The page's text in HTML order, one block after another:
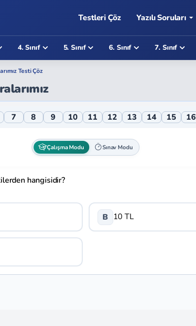
Testleri Çöz Yazılı Soruları
4. Sınıf 5. Sınıf 6. Sınıf 7. Sınıf
Testi Çöz
Online Testi
7 8 9 10 11 12 13 14 15 16
Çalışma Modu Sınav Modu
hangisidir?
B 10 TL